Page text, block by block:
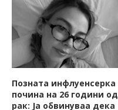
Позната инфлуенсерка
почина на 26 години од
рак: Ја обвинуваа дека